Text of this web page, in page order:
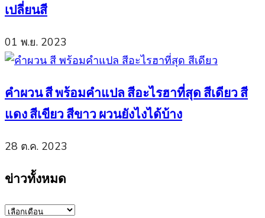
เปลี่ยนสี
01 พ.ย. 2023
คำผวน สี พร้อมคำแปล สีอะไรฮาที่สุด สีเดียว สี
แดง สีเขียว สีขาว ผวนยังไงได้บ้าง
28 ต.ค. 2023
ข่าวทั้งหมด
ข่าว